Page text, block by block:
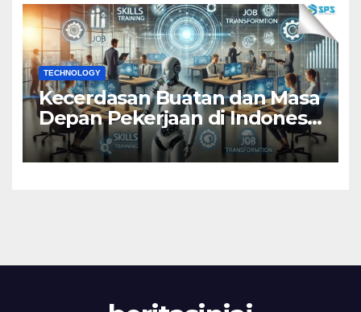
TECHNOLOGY
Kecerdasan Buatan dan Masa
Depan Pekerjaan di Indonesia
2025